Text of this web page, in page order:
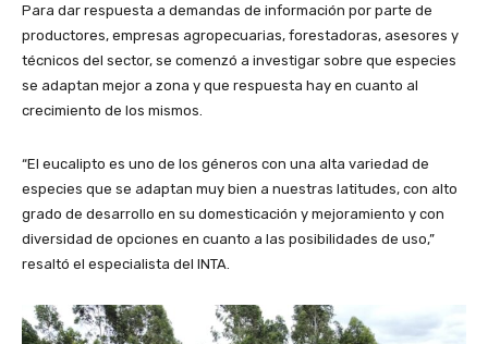
Para dar respuesta a demandas de información por parte de
productores, empresas agropecuarias, forestadoras, asesores y
técnicos del sector, se comenzó a investigar sobre que especies
se adaptan mejor a zona y que respuesta hay en cuanto al
crecimiento de los mismos.
“El eucalipto es uno de los géneros con una alta variedad de
especies que se adaptan muy bien a nuestras latitudes, con alto
grado de desarrollo en su domesticación y mejoramiento y con
diversidad de opciones en cuanto a las posibilidades de uso,”
resaltó el especialista del INTA.